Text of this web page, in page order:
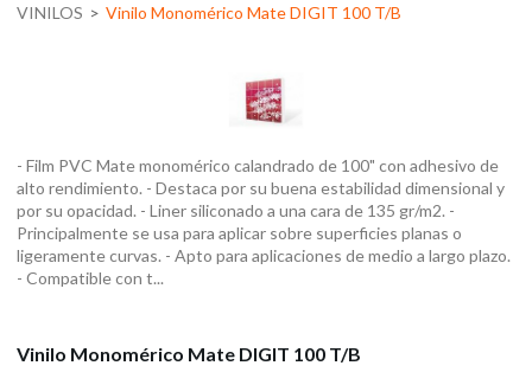
VINILOS > Vinilo Monomérico Mate DIGIT 100 T/B
- Film PVC Mate monomérico calandrado de 100" con adhesivo de
alto rendimiento. - Destaca por su buena estabilidad dimensional y
por su opacidad. - Liner siliconado a una cara de 135 gr/m2. -
Principalmente se usa para aplicar sobre superficies planas o
ligeramente curvas. - Apto para aplicaciones de medio a largo plazo.
- Compatible con t...
Vinilo Monomérico Mate DIGIT 100 T/B